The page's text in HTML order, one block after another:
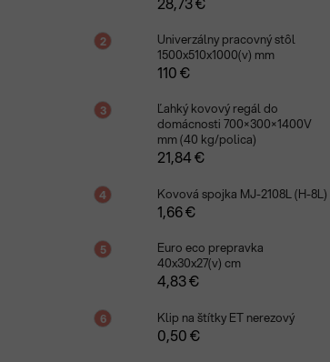
Univerzálny pracovný stôl
1500x510x1000(v) mm
110 €
Ľahký kovový regál do
domácnosti 700×300×1400V
mm (40 kg/polica)
21,84 €
Kovová spojka MJ-2108L (H-8L)
1,66 €
Euro eco prepravka
40x30x27(v) cm
4,83 €
Klip na štítky ET nerezový
0,50 €